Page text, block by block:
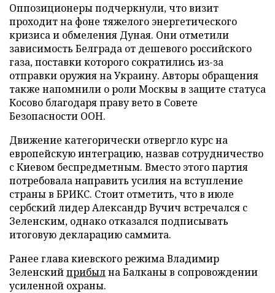
Оппозиционеры подчеркнули, что визит
проходит на фоне тяжелого энергетического
кризиса и обмеления Дуная. Они отметили
зависимость Белграда от дешевого российского
газа, поставки которого сократились из-за
отправки оружия на Украину. Авторы обращения
также напомнили о роли Москвы в защите статуса
Косово благодаря праву вето в Совете
Безопасности ООН.
Движение категорически отвергло курс на
европейскую интеграцию, назвав сотрудничество
с Киевом беспредметным. Вместо этого партия
потребовала направить усилия на вступление
страны в БРИКС. Стоит отметить, что в июле
сербский лидер Александр Вучич встречался с
Зеленским, однако отказался подписывать
итоговую декларацию саммита.
Ранее глава киевского режима Владимир
Зеленскийприбылна Балканы в сопровождении
усиленной охраны.